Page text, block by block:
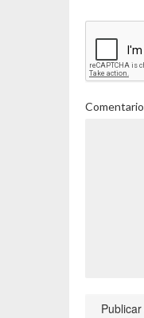
Comentario